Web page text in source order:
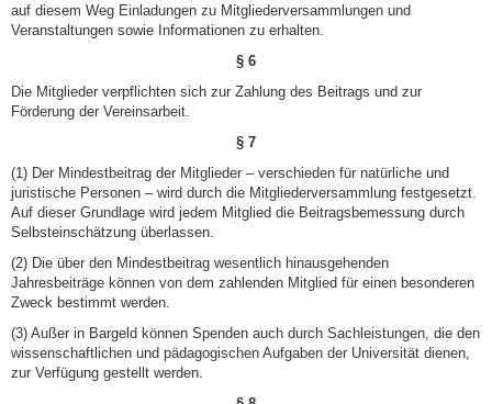
auf diesem Weg Einladungen zu Mitgliederversammlungen und
Veranstaltungen sowie Informationen zu erhalten.
§ 6
Die Mitglieder verpflichten sich zur Zahlung des Beitrags und zur
Förderung der Vereinsarbeit.
§ 7
(1) Der Mindestbeitrag der Mitglieder – verschieden für natürliche und
juristische Personen – wird durch die Mitgliederversammlung festgesetzt.
Auf dieser Grundlage wird jedem Mitglied die Beitragsbemessung durch
Selbsteinschätzung überlassen.
(2) Die über den Mindestbeitrag wesentlich hinausgehenden
Jahresbeiträge können von dem zahlenden Mitglied für einen besonderen
Zweck bestimmt werden.
(3) Außer in Bargeld können Spenden auch durch Sachleistungen, die den
wissenschaftlichen und pädagogischen Aufgaben der Universität dienen,
zur Verfügung gestellt werden.